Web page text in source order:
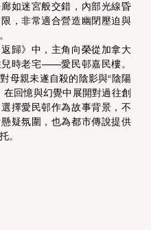
如迷宮般交錯，內部光線昏
，非常適合營造幽閉壓迫與
歸》中，主角向榮從加拿大
時老宅——愛民邨嘉民樓。
母親未遂自殺的陰影與“陰陽
在回憶與幻覺中展開對過往創
擇愛民邨作為故事背景，不
疑氛圍，也為都市傳說提供
。